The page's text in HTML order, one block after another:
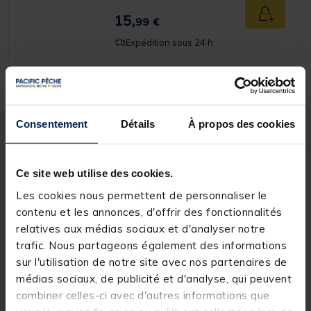
Consentement Détails À propos des cookies
Ce site web utilise des cookies.
Les cookies nous permettent de personnaliser le
contenu et les annonces, d'offrir des fonctionnalités
relatives aux médias sociaux et d'analyser notre
trafic. Nous partageons également des informations
sur l'utilisation de notre site avec nos partenaires de
médias sociaux, de publicité et d'analyse, qui peuvent
combiner celles-ci avec d'autres informations que
15,99 € Ajouter
Expédition sous 24 h
Description
Description & détails
Description
Mise au point parRedfish, laPince Multi Droiteest
unepince multifonctions polyvalente pour vos
sessions de pêche des carnassiers.Redfish est une
marque qui se destine à ceux et celles voulant
s'initier et progresser sereinement dans la pêche des
carnassiers. Fruits de nombreux tests en conditions